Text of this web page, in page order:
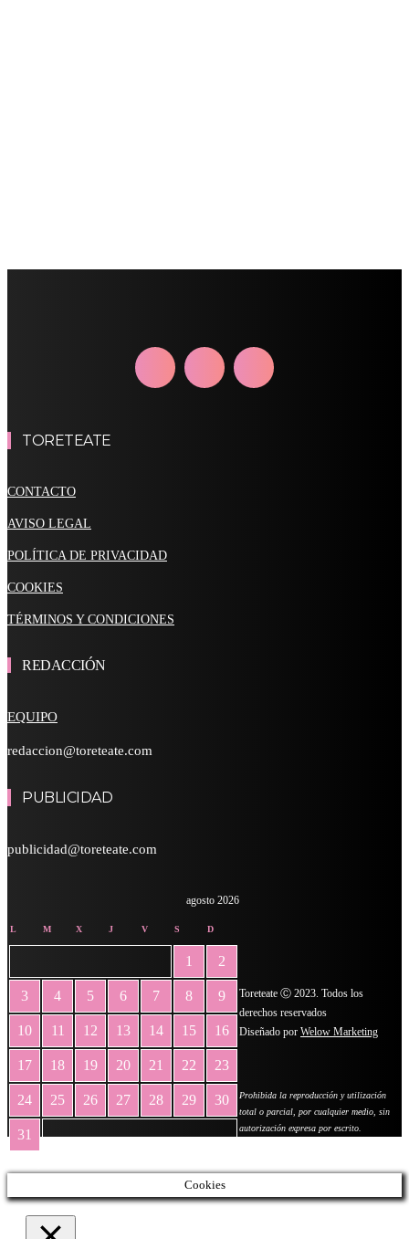
TORETEATE
CONTACTO
AVISO LEGAL
POLÍTICA DE PRIVACIDAD
COOKIES
TÉRMINOS Y CONDICIONES
REDACCIÓN
EQUIPO
redaccion@toreteate.com
PUBLICIDAD
publicidad@toreteate.com
agosto 2026
L M X J V S D
1 2
3 4 5 6 7 8 9
10 11 12 13 14 15 16
17 18 19 20 21 22 23
24 25 26 27 28 29 30
31
Toreteate Ⓒ 2023. Todos los
derechos reservados
Diseñado por Welow Marketing
Prohibida la reproducción y utilización
total o parcial, por cualquier medio, sin
autorización expresa por escrito.
Cookies